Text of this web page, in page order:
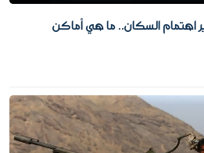
اهتمام السكان.. ما هي أماكن